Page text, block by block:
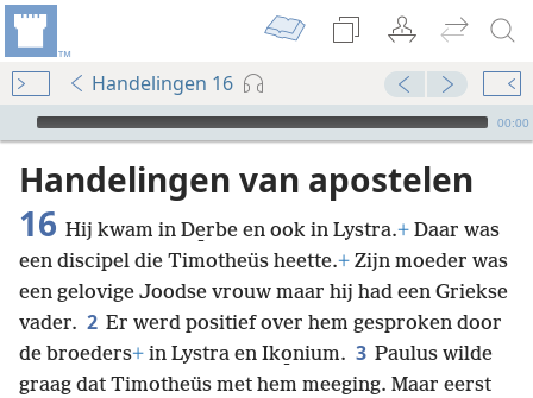
Handelingen 16
Audio Player
00:00
Handelingen van apostelen
16 Hij kwam in De̱rbe en ook in Lystra.+ Daar was
een discipel die Timotheüs heette.+ Zijn moeder was
een gelovige Joodse vrouw maar hij had een Griekse
vader. 2 Er werd positief over hem gesproken door
de broeders+ in Lystra en Iko̱nium. 3 Paulus wilde
graag dat Timotheüs met hem meeging. Maar eerst